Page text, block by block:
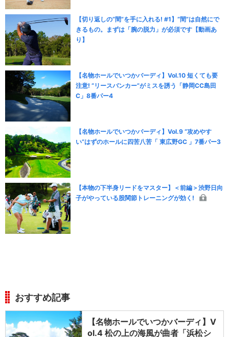
【切り返しの“間”を手に入れる! #1】“間”は自然にで
きるもの。まずは「腕の脱力」が必須です【動画あ
り】
【名物ホールでいつかバーディ】Vol.10 短くても要
注意! “リースバンカー”がミスを誘う「静岡CC島田
C」8番パー4
【名物ホールでいつかバーディ】Vol.9 “攻めやす
い”はずのホールに四苦八苦「 東広野GC 」7番パー3
【本物の下半身リードをマスター】＜前編＞渋野日向
子がやっている股関節トレーニングが効く!
おすすめ記事
【名物ホールでいつかバーディ】V
ol.4 松の上の海風が曲者「浜松シ